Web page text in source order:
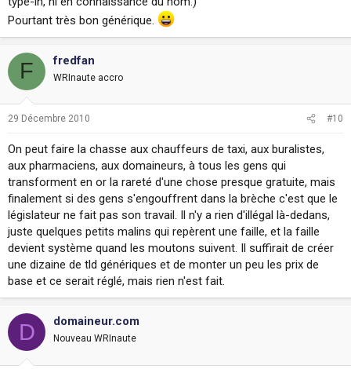
Pourtant très bon générique.
F fredfan
WRInaute accro
29 Décembre 2010 #10
On peut faire la chasse aux chauffeurs de taxi, aux buralistes,
aux pharmaciens, aux domaineurs, à tous les gens qui
transforment en or la rareté d'une chose presque gratuite, mais
finalement si des gens s'engouffrent dans la brèche c'est que le
législateur ne fait pas son travail. Il n'y a rien d'illégal là-dedans,
juste quelques petits malins qui repèrent une faille, et la faille
devient système quand les moutons suivent. Il suffirait de créer
une dizaine de tld génériques et de monter un peu les prix de
base et ce serait réglé, mais rien n'est fait.
D domaineur.com
Nouveau WRInaute